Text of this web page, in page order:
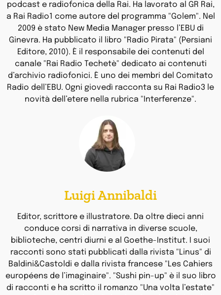
podcast e radiofonica della Rai. Ha lavorato al GR Rai,
a Rai Radio1 come autore del programma "Golem". Nel
2009 è stato New Media Manager presso l’EBU di
Ginevra. Ha pubblicato il libro "Radio Pirata" (Persiani
Editore, 2010). È il responsabile dei contenuti del
canale "Rai Radio Techetè" dedicato ai contenuti
d’archivio radiofonici. È uno dei membri del Comitato
Radio dell’EBU. Ogni giovedì racconta su Rai Radio3 le
novità dell’etere nella rubrica "Interferenze".
Luigi Annibaldi
Editor, scrittore e illustratore. Da oltre dieci anni
conduce corsi di narrativa in diverse scuole,
biblioteche, centri diurni e al Goethe-Institut. I suoi
racconti sono stati pubblicati dalla rivista "Linus" di
Baldini&Castoldi e dalla rivista francese "Les Cahiers
européens de l’imaginaire". "Sushi pin-up" è il suo libro
di racconti e ha scritto il romanzo "Una volta l’estate"